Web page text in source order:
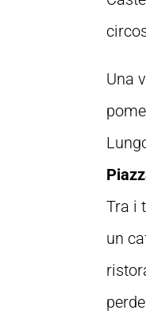
Una
Tra i
un